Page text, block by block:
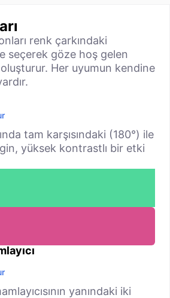
renk çarkındaki
seçerek göze hoş gelen
Her uyumun kendine
tam karşısındaki (180°) ile
yüksek kontrastlı bir etki
yanındaki iki